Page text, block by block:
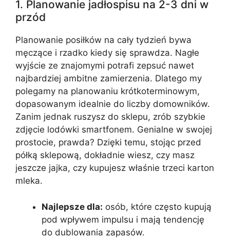
1. Planowanie jadłospisu na 2-3 dni w
przód
Planowanie posiłków na cały tydzień bywa
męczące i rzadko kiedy się sprawdza. Nagłe
wyjście ze znajomymi potrafi zepsuć nawet
najbardziej ambitne zamierzenia. Dlatego my
polegamy na planowaniu krótkoterminowym,
dopasowanym idealnie do liczby domowników.
Zanim jednak ruszysz do sklepu, zrób szybkie
zdjęcie lodówki smartfonem. Genialne w swojej
prostocie, prawda? Dzięki temu, stojąc przed
półką sklepową, dokładnie wiesz, czy masz
jeszcze jajka, czy kupujesz właśnie trzeci karton
mleka.
Najlepsze dla: osób, które często kupują
pod wpływem impulsu i mają tendencję
do dublowania zapasów.